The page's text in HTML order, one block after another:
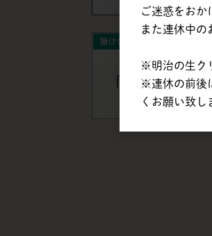
ご迷惑をおか
また連休中の
※明治の生ク
※連休の前後
くお願い致し